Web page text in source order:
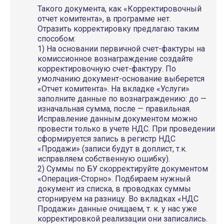
Такого документа, как «Корректировочный
отчет комитента», в программе нет.
Отразить корректировку предлагаю таким
способом:
1) На основании первичной счет-фактуры на
комиссионное вознаграждение создайте
корректировочную счет-фактуру. По
умолчанию документ-основание выберется
«Отчет комитента». На вкладке «Услуги»
заполните данные по вознаграждению: до —
изначальная сумма, после — правильная.
Исправление данным документом можно
провести только в учете НДС. При проведении
сформируется запись в регистр НДС
«Продажи» (записи будут в доплист, т.к.
исправляем собственную ошибку).
2) Суммы по БУ скорректируйте документом
«Операция-Сторно». Подбираем нужный
документ из списка, в проводках суммы
сторнируем на разницу. Во вкладках «НДС
Продажи» данные очищаем, т. к. у нас уже
корректировкой реализации они записались.